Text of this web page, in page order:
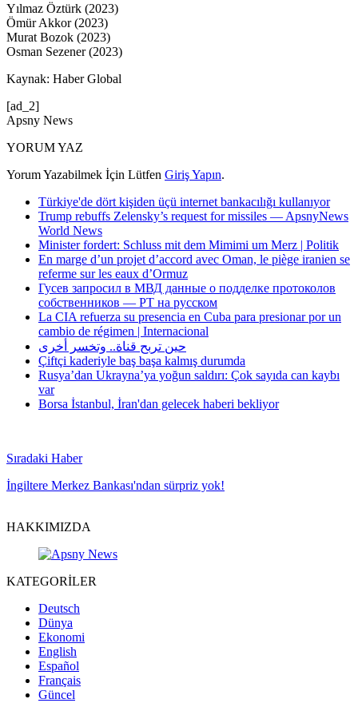
Yılmaz Öztürk (2023)
Ömür Akkor (2023)
Murat Bozok (2023)
Osman Sezener (2023)
Kaynak: Haber Global
[ad_2]
Apsny News
YORUM YAZ
Yorum Yazabilmek İçin Lütfen Giriş Yapın.
Türkiye'de dört kişiden üçü internet bankacılığı kullanıyor
Trump rebuffs Zelensky’s request for missiles — ApsnyNews
World News
Minister fordert: Schluss mit dem Mimimi um Merz | Politik
En marge d’un projet d’accord avec Oman, le piège iranien se
referme sur les eaux d’Ormuz
Гусев запросил в МВД данные о подделке протоколов
собственников — РТ на русском
La CIA refuerza su presencia en Cuba para presionar por un
cambio de régimen | Internacional
حين تربح قناة.. وتخسر أخرى
Çiftçi kaderiyle baş başa kalmış durumda
Rusya’dan Ukrayna’ya yoğun saldırı: Çok sayıda can kaybı
var
Borsa İstanbul, İran'dan gelecek haberi bekliyor
Sıradaki Haber
İngiltere Merkez Bankası'ndan sürpriz yok!
HAKKIMIZDA
KATEGORİLER
Deutsch
Dünya
Ekonomi
English
Español
Français
Güncel